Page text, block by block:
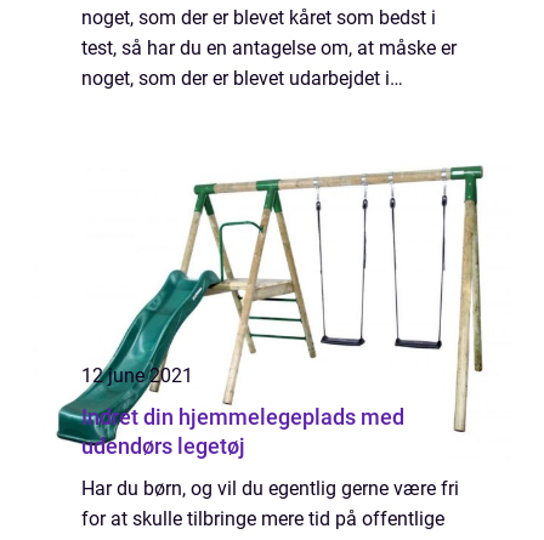
noget, som der er blevet kåret som bedst i
test, så har du en antagelse om, at måske er
noget, som der er blevet udarbejdet i
12 june 2021
Indret din hjemmelegeplads med
udendørs legetøj
Har du børn, og vil du egentlig gerne være fri
for at skulle tilbringe mere tid på offentlige